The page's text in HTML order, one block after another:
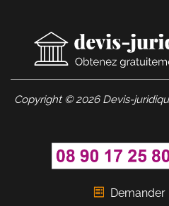
Copyright © 2026 Devis-
Demander